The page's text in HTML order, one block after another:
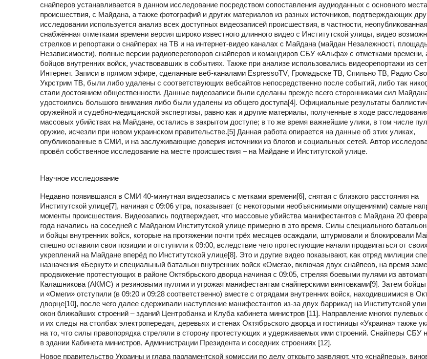
снайперов устанавливается в данном исследование посредством сопоставления аудиоданных с основного места
происшествия, с Майдана, а также фотографий и других материалов из разных источников, подтверждающих
исследовании используется анализ всех доступных видеозаписей происшествия, в частности,
снабжённая отметками времени версия широко известного длинного видео с Институтской улицы, видео
стрелков и репортажи о снайперах на ТВ и на интернет-видео каналах с Майдана (майдан Незалежності,
Независимости), полные версии радиопереговоров снайперов и командиров СБУ «Альфа» с отметками времени,
бойцов внутренних войск, участвовавших в событиях. Также при анализе использовались видеорепортажи из
Интернет. Записи в прямом эфире, сделанные веб-каналами EspressoTV, Громадьске ТВ, Спильно ТВ, Радио
Укрстрим ТВ, были либо удалены с соответствующих веб­сайтов непосредственно после событий, либо так
стали достоянием общественности. Данные видеозаписи были сделаны прежде всего сторонниками сил
удостоились большого внимания либо были удалены из общего доступа[4]. Официальные результаты
оружейной и судебно-медицинской экспертизы, равно как и другие материалы, полученные в ходе
массовых убийствах на Майдане, остались в закрытом доступе; в то же время важнейшие улики, в том числе
оружие, исчезли при новом украинском правительстве.[5] Данная работа опирается на данные об этих уликах,
опубликованные в СМИ, и на заслуживающие доверия источники из блогов и социальных сетей. Автор
провёл собственное исследование на месте происшествия – на Майдане и Институтской улице.
Научное исследование
Недавно появившаяся в СМИ 40-минутная видеозапись с метками времени[6], снятая с близкого расстояния на
Институтской улице[7], начиная с 09:06 утра, показывает (с некоторыми необъяснимыми опущениями) самые
моменты происшествия. Видеозапись подтверждает, что массовые убийства манифестантов с Майдана 20
года начались на соседней с Майданом Институтской улице примерно в это время. Силы специального
и бойцы внутренних войск, которые на протяжении почти трёх месяцев осаждали, штурмовали и блокировали
спешно оставили свои позиции и отступили к 09:00, вследствие чего протестующие начали продвигаться от своих
укреплений на Майдане вперёд по Институтской улице[8]. Это и другие видео показывают, как отряд милиции
назначения «Беркут» и специальный батальон внутренних войск «Омега», включая двух снайпеов, на время
продвижение протестующих в районе Октябрьского дворца начиная с 09:05, стреляя боевыми пулями из
Калашникова (АКМС) и резиновыми пулями и угрожая манифестантам снайперскими винтовками[9]. Затем бойцы
и «Омеги» отступили (в 09:20 и 09:28 соответственно) вместе с отрядами внутренних войск, находившимися в
дворце[10], после чего далее сдерживали наступление манифестантов из-за двух баррикад на Институтской
окон ближайших строений – зданий Центробанка и Клуба кабинета министров [11]. Направление многих пулевых
и их следы на столбах электропередач, деревьях и стенах Октябрьского дворца и гостиницы «Украина» также
на то, что силы правопорядка стреляли в сторону протестующих и удерживаемых ими строений. Снайперы СБУ
в здании Кабинета министров, Администрации Президента и соседних строениях [12].
Новое правительство Украины и глава парламентской комиссии по делу открыто заявляют, что «снайперы»,